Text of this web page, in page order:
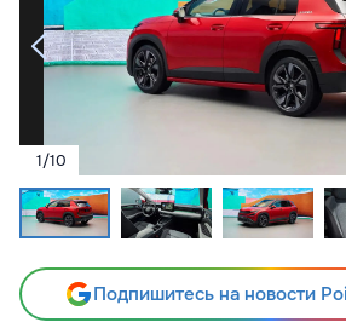
1/10
Подпишитесь на новости